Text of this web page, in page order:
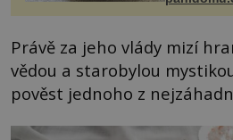
Právě za jeho vlády mizí
vědou a starobylou
pověst jednoho z